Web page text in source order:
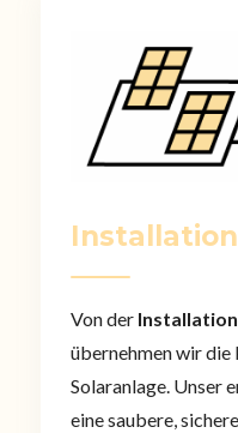
Installation
Von der
übernehmen wir
Solaranlage. Unser
eine saubere,